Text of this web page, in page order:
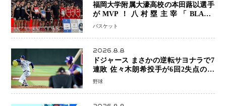
福岡大学附属大濠高校の本田蕗以選手
がMVP！八村塁主宰「BLACK
SAMURAI SUMMIT 2026」で存在
なった」
バスケット
2026.8.8
ドジャース まさかの逆転サヨナラで7
連敗 佐々木朗希投手が6回2失点の力
投も勝利届かず、大谷翔平は好機で悔
野球